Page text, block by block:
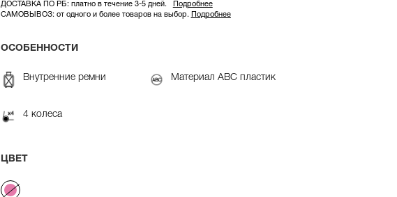
ДОСТАВКА ПО РБ: платно в течение 3-5 дней.
Подробнее
САМОВЫВОЗ: от одного и более товаров на выбор.
Подробнее
ОСОБЕННОСТИ
Внутренние ремни Материал ABC пластик
4 колеса
ЦВЕТ